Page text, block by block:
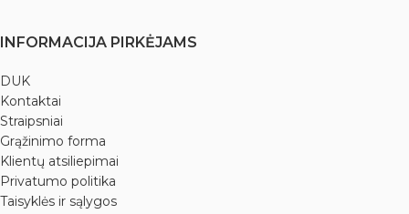
INFORMACIJA PIRKĖJAMS
DUK
Kontaktai
Straipsniai
Grąžinimo forma
Klientų atsiliepimai
Privatumo politika
Taisyklės ir sąlygos